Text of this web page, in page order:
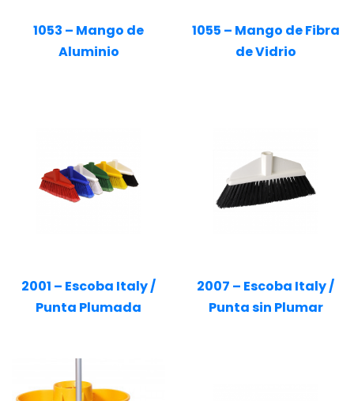
1053 – Mango de
Aluminio
1055 – Mango de Fibra
de Vidrio
2001 – Escoba Italy /
Punta Plumada
2007 – Escoba Italy /
Punta sin Plumar